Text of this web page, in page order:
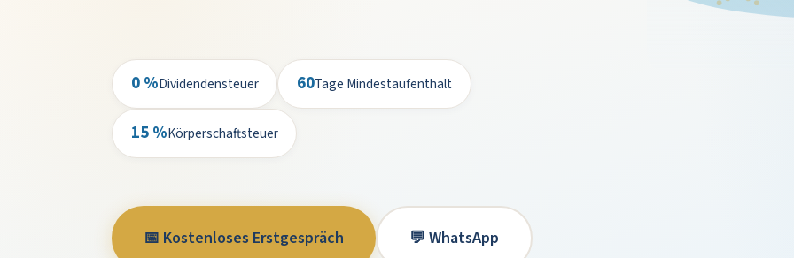
0 %Dividendensteuer 60Tage Mindestaufenthalt
15 %Körperschaftsteuer
📅 Kostenloses Erstgespräch 💬 WhatsApp